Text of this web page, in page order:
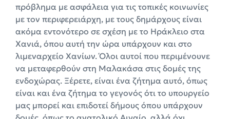
πρόβλημα με ασφάλεια για τις τοπικές κοινωνίες
με τον περιφερειάρχη, με τους δημάρχους είναι
ακόμα εντονότερο σε σχέση με το Ηράκλειο στα
Χανιά, όπου αυτή την ώρα υπάρχουν και στο
λιμεναρχείο Χανίων. Όλοι αυτοί που περιμένουνε
να μεταφερθούν στη Μαλακάσα στις δομές της
ενδοχώρας. Ξέρετε, είναι ένα ζήτημα αυτό, όπως
είναι και ένα ζήτημα το γεγονός ότι το υπουργείο
μας μπορεί και επιδοτεί δήμους όπου υπάρχουν